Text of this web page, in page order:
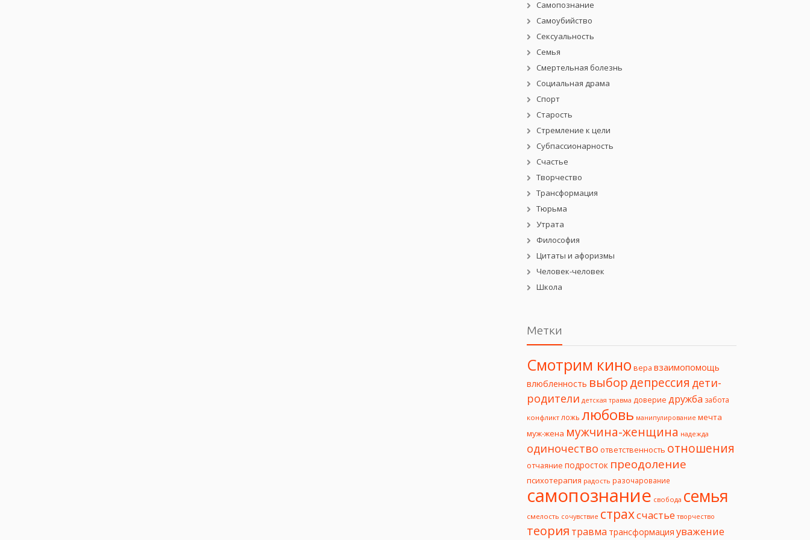
Самопознание
Самоубийство
Сексуальность
Семья
Смертельная болезнь
Социальная драма
Спорт
Старость
Стремление к цели
Субпассионарность
Счастье
Творчество
Трансформация
Тюрьма
Утрата
Философия
Цитаты и афоризмы
Человек-человек
Школа
Метки
Смотрим кино вера взаимопомощь
влюбленность выбордепрессия дети-
родители детская травма доверие дружба забота
конфликт ложь любовь манипулирование мечта
муж-жена мужчина-женщина надежда
одиночество ответственность отношения
отчаяние подросток преодоление
психотерапия радость разочарование
самопознание свобода семья
смелость сочувствие страхсчастье творчество
теория травма трансформация уважение